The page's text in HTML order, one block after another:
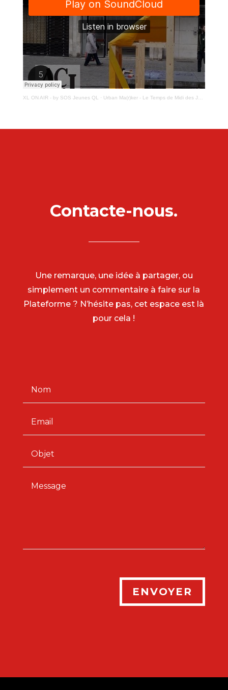
XL ON AIR - by SOS Jeunes QL · Urban Ma(r)ker - Le Temps de Midi des Jeunes en Questions
Contacte-nous.
Une remarque, une idée à partager, ou
simplement un commentaire à faire sur la
Plateforme ? N’hésite pas, cet espace est là
pour cela !
ENVOYER